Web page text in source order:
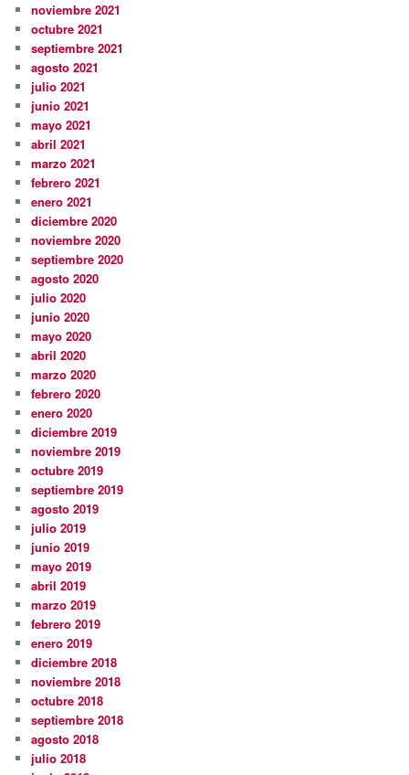
noviembre 2021
octubre 2021
septiembre 2021
agosto 2021
julio 2021
junio 2021
mayo 2021
abril 2021
marzo 2021
febrero 2021
enero 2021
diciembre 2020
noviembre 2020
septiembre 2020
agosto 2020
julio 2020
junio 2020
mayo 2020
abril 2020
marzo 2020
febrero 2020
enero 2020
diciembre 2019
noviembre 2019
octubre 2019
septiembre 2019
agosto 2019
julio 2019
junio 2019
mayo 2019
abril 2019
marzo 2019
febrero 2019
enero 2019
diciembre 2018
noviembre 2018
octubre 2018
septiembre 2018
agosto 2018
julio 2018